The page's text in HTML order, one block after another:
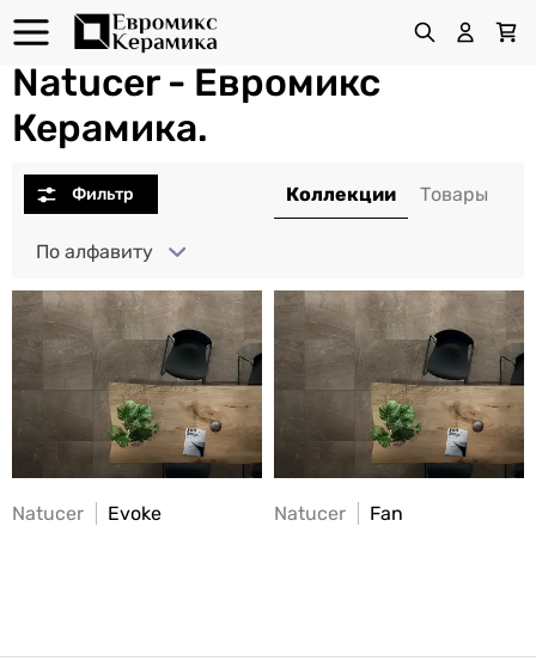
Natucer - Евромикс
Керамика.
По алфавиту
Natucer Evoke Natucer Fan